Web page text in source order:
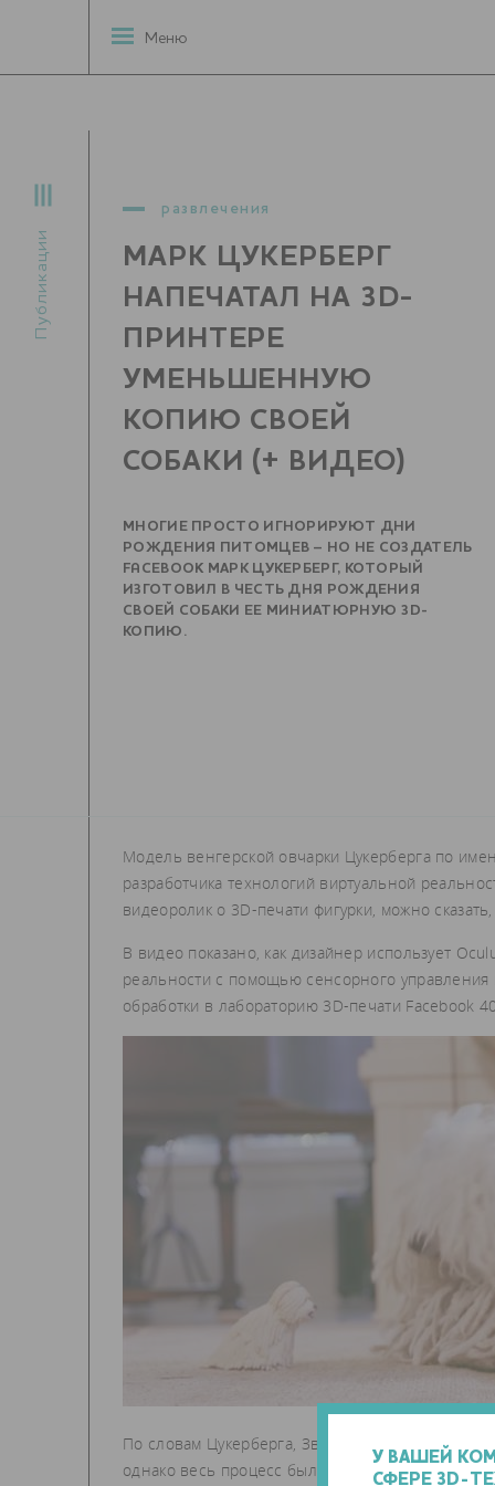
У ВАШЕЙ
СФЕРЕ 3D-
Публикации
Меню
развлечения
МАРК ЦУКЕРБЕРГ
НАПЕЧАТАЛ НА 3D-
ПРИНТЕРЕ
УМЕНЬШЕННУЮ
КОПИЮ СВОЕЙ
СОБАКИ (+ ВИДЕО)
МНОГИЕ ПРОСТО ИГНОРИРУЮТ ДНИ
РОЖДЕНИЯ ПИТОМЦЕВ – НО НЕ СОЗДАТЕЛЬ
FACEBOOK МАРК ЦУКЕРБЕРГ, КОТОРЫЙ
ИЗГОТОВИЛ В ЧЕСТЬ ДНЯ РОЖДЕНИЯ
СВОЕЙ СОБАКИ ЕЕ МИНИАТЮРНУЮ 3D-
КОПИЮ.
Модель венгерской овчарки Цукерберга по
разработчика технологий виртуальной
видеоролик о 3D-печати фигурки, можно
В видео показано, как дизайнер использует
реальности с помощью сенсорного управления
обработки в лабораторию 3D-печати Facebook
По словам Цукерберга, Зверь не понял, что
однако весь процесс был очень увлекателен.